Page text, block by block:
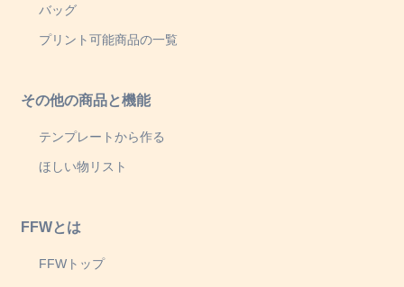
バッグ
プリント可能商品の一覧
その他の商品と機能
テンプレートから作る
ほしい物リスト
FFWとは
FFWトップ